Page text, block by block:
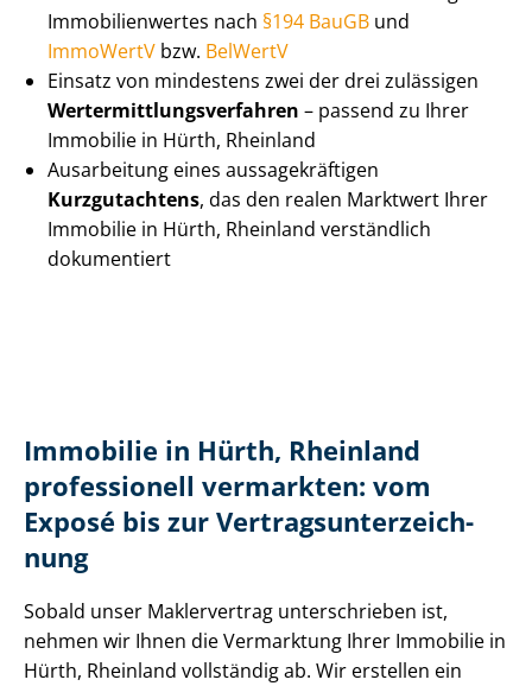
Im­mo­bi­li­en­wer­tes nach §194 BauGB und
ImmoWertV bzw. BelWertV
Einsatz von mindestens zwei der drei zulässigen
Wert­ermitt­lungs­ver­fah­ren – passend zu Ihrer
Immobilie in Hürth, Rheinland
Ausarbeitung eines aus­sa­ge­kräf­ti­gen
Kurzgutachtens, das den realen Marktwert Ihrer
Immobilie in Hürth, Rheinland verständlich
dokumentiert
Immobilie in Hürth, Rheinland
professionell vermarkten: vom
Exposé bis zur Ver­trags­un­ter­zeich­
nung
Sobald unser Maklervertrag unterschrieben ist,
nehmen wir Ihnen die Vermarktung Ihrer Immobilie in
Hürth, Rheinland vollständig ab. Wir erstellen ein